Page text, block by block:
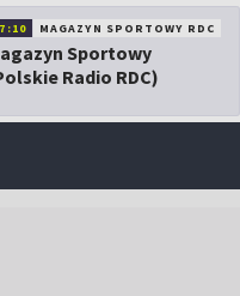
MAGAZYN SPORTOWY RDC
Sportowy
Radio RDC)